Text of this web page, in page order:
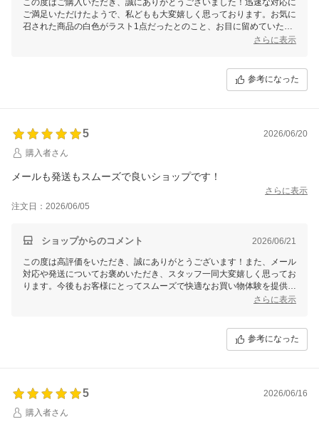
ご満足いただけたようで、私どもも大変嬉しく思っております。お気に
召された商品の白色がラスト1点だったとのこと、お目に留めていただ
ただければ幸いです。これからもお客様の期待にお応えできるよう努め
てまいります。またのご利用を心よりお待ちしております。
さらに表示
参考になった
5
2026/06/20
購入者さん
メールも発送もスムーズで良いショップです！
さらに表示
注文日：2026/06/05
ショップからのコメント 2026/06/21
この度は高評価をいただき、誠にありがとうございます！また、メール
対応や発送についてお褒めいただき、スタッフ一同大変嬉しく思ってお
ります。今後もお客様にとってスムーズで快適なお買い物体験を提供で
きるよう、努力してまいります。またのご利用を心よりお待ちしており
さらに表示
参考になった
5
2026/06/16
購入者さん